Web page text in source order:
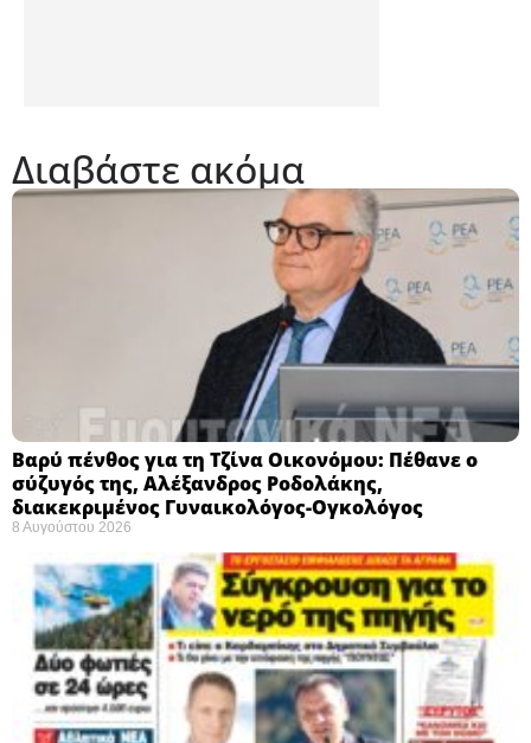
Διαβάστε ακόμα
Βαρύ πένθος για τη Τζίνα Οικονόμου: Πέθανε ο
σύζυγός της, Αλέξανδρος Ροδολάκης,
διακεκριμένος Γυναικολόγος-Ογκολόγος
8 Αυγούστου 2026